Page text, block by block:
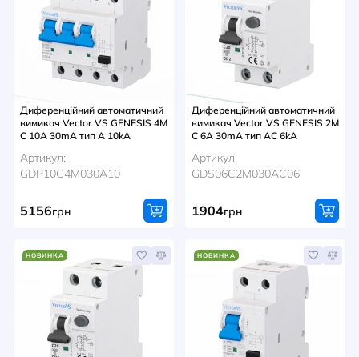
Диференційний автоматичний
вимикач Vector VS GENESIS 4M
C 10A 30mA тип A 10kA
Артикул:
GDP10C4M030A10
5156грн
Диференційний автоматичний
вимикач Vector VS GENESIS 2M
C 6A 30mA тип AC 6kA
Артикул:
GDS06C2M030AC06
1904грн
НОВИНКА НОВИНКА